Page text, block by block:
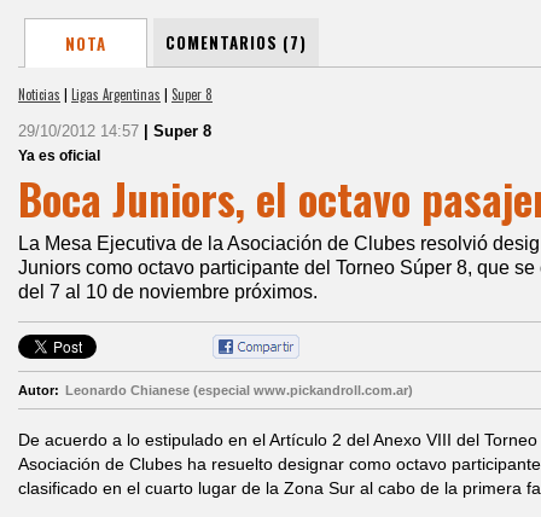
NOTA COMENTARIOS (7)
Noticias | Ligas Argentinas | Super 8
29/10/2012 14:57 | Super 8
Ya es oficial
Boca Juniors, el octavo
La Mesa Ejecutiva de la Asociación de Clubes resolvió
Juniors como octavo participante del Torneo Súper 8, que
del 7 al 10 de noviembre próximos.
Autor: Leonardo Chianese (especial www.pickandroll.com.ar)
De acuerdo a lo estipulado en el Artículo 2 del Anexo VIII del
Asociación de Clubes ha resuelto designar como octavo
clasificado en el cuarto lugar de la Zona Sur al cabo de la primera